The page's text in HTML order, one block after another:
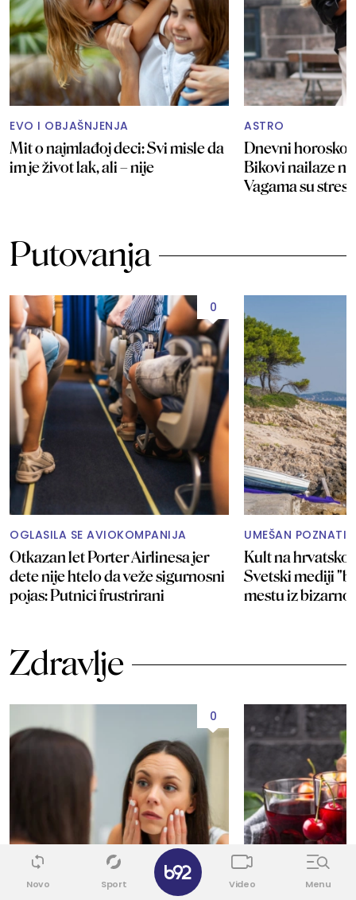
EVO I OBJAŠNJENJA
Mit o najmlađoj deci: Svi misle da
im je život lak, ali – nije
ASTRO
Dnevni horoskop
Bikovi nailaze
Vagama su
Putovanja
0
OGLASILA SE AVIOKOMPANIJA
Otkazan let Porter Airlinesa jer
dete nije htelo da veže sigurnosni
pojas: Putnici frustrirani
UMEŠAN POZNATI
Kult na
Svetski mediji
mestu iz
Zdravlje
0
Novo Sport Video Menu
✕